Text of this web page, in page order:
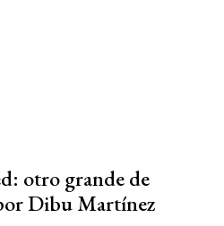
otro grande de
Dibu Martínez